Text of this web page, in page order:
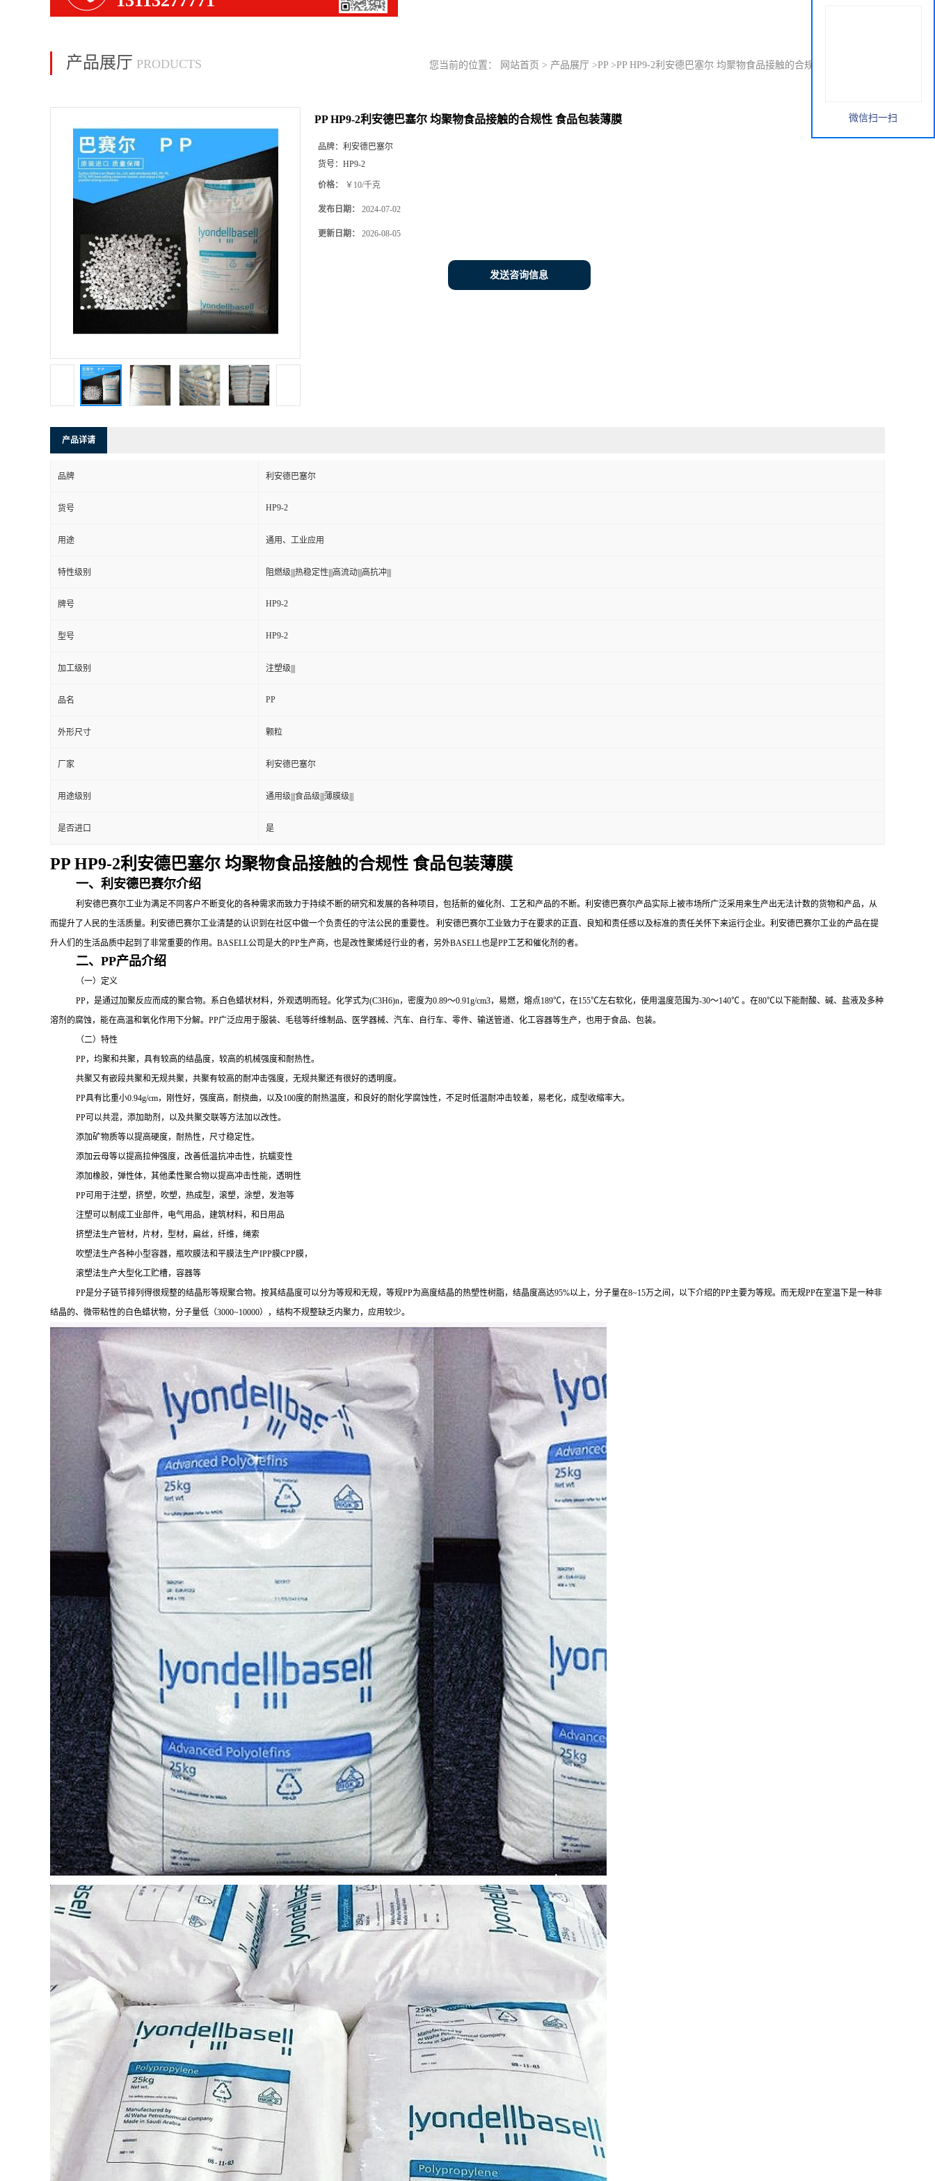
产品展厅 PRODUCTS 您当前的位置： 网站首页 > 产品展厅 >PP >PP HP9-2利安德巴塞尔 均聚物食品接触的合规性 食品包装薄膜
PP HP9-2利安德巴塞尔 均聚物食品接触的合规性 食品包装薄膜
品牌： 利安德巴塞尔
货号： HP9-2
价格： ￥10/千克
发布日期： 2024-07-02
更新日期： 2026-08-05
发送咨询信息
产品详请
品牌 利安德巴塞尔
货号 HP9-2
用途 通用、工业应用
特性级别 阻燃级|||热稳定性|||高流动|||高抗冲|||
牌号 HP9-2
型号 HP9-2
加工级别 注塑级|||
品名 PP
外形尺寸 颗粒
厂家 利安德巴塞尔
用途级别 通用级|||食品级|||薄膜级|||
是否进口 是
PP HP9-2利安德巴塞尔 均聚物食品接触的合规性 食品包装薄膜
一、利安德巴赛尔介绍
利安德巴赛尔工业为满足不同客户不断变化的各种需求而致力于持续不断的研究和发展的各种项目，包括新的催化剂、工艺和产品的不断。利安德巴赛尔产品实际上被市场所广泛采用来生产出无法计数的货物和产品，从
而提升了人民的生活质量。利安德巴赛尔工业清楚的认识到在社区中做一个负责任的守法公民的重要性。
利安德巴赛尔工业致力于在要求的正直、良知和责任感以及标准的责任关怀下来运行企业。利安德巴赛尔工业的产品在提
升人们的生活品质中起到了非常重要的作用。 BASELL公司是大的PP生产商，也是改性聚烯烃行业的者，另外BASELL也是PP工艺和催化剂的者。
二、PP产品介绍
（一）定义
PP，是通过加聚反应而成的聚合物。系白色蜡状材料，外观透明而轻。化学式为(C3H6)n，密度为0.89～0.91g/cm3，易燃，熔点189℃，在155℃左右软化，使用温度范围为-30～140℃ 。在80℃以下能耐酸、碱、盐液及多种
溶剂的腐蚀，能在高温和氧化作用下分解。 PP广泛应用于服装、毛毯等纤维制品、医学器械、汽车、自行车、零件、输送管道、化工容器等生产，也用于食品、包装。
（二）特性
PP，均聚和共聚，具有较高的结晶度，较高的机械强度和耐热性。
共聚又有嵌段共聚和无规共聚，共聚有较高的耐冲击强度，无规共聚还有很好的透明度。
PP具有比重小0.94g/cm，刚性好，强度高，耐挠曲，以及100度的耐热温度，和良好的耐化学腐蚀性，不足时低温耐冲击较差，易老化，成型收缩率大。
PP可以共混，添加助剂，以及共聚交联等方法加以改性。
添加矿物质等以提高硬度，耐热性，尺寸稳定性。
添加云母等以提高拉伸强度，改善低温抗冲击性，抗蠕变性
添加橡胶，弹性体，其他柔性聚合物以提高冲击性能，透明性
PP可用于注塑，挤塑，吹塑，热成型，滚塑，涂塑，发泡等
注塑可以制成工业部件，电气用品，建筑材料，和日用品
挤塑法生产管材，片材，型材，扁丝，纤维，绳索
吹塑法生产各种小型容器，瓶吹膜法和平膜法生产IPP膜CPP膜，
滚塑法生产大型化工贮槽，容器等
PP是分子链节排列得很规整的结晶形等规聚合物。按其结晶度可以分为等规和无规，等规PP为高度结晶的热塑性树脂，结晶度高达95%以上，分子量在8~15万之间，以下介绍的PP主要为等规。而无规PP在室温下是一种非
结晶的、微带粘性的白色蜡状物，分子量低（3000~10000），结构不规整缺乏内聚力，应用较少。
微信扫一扫